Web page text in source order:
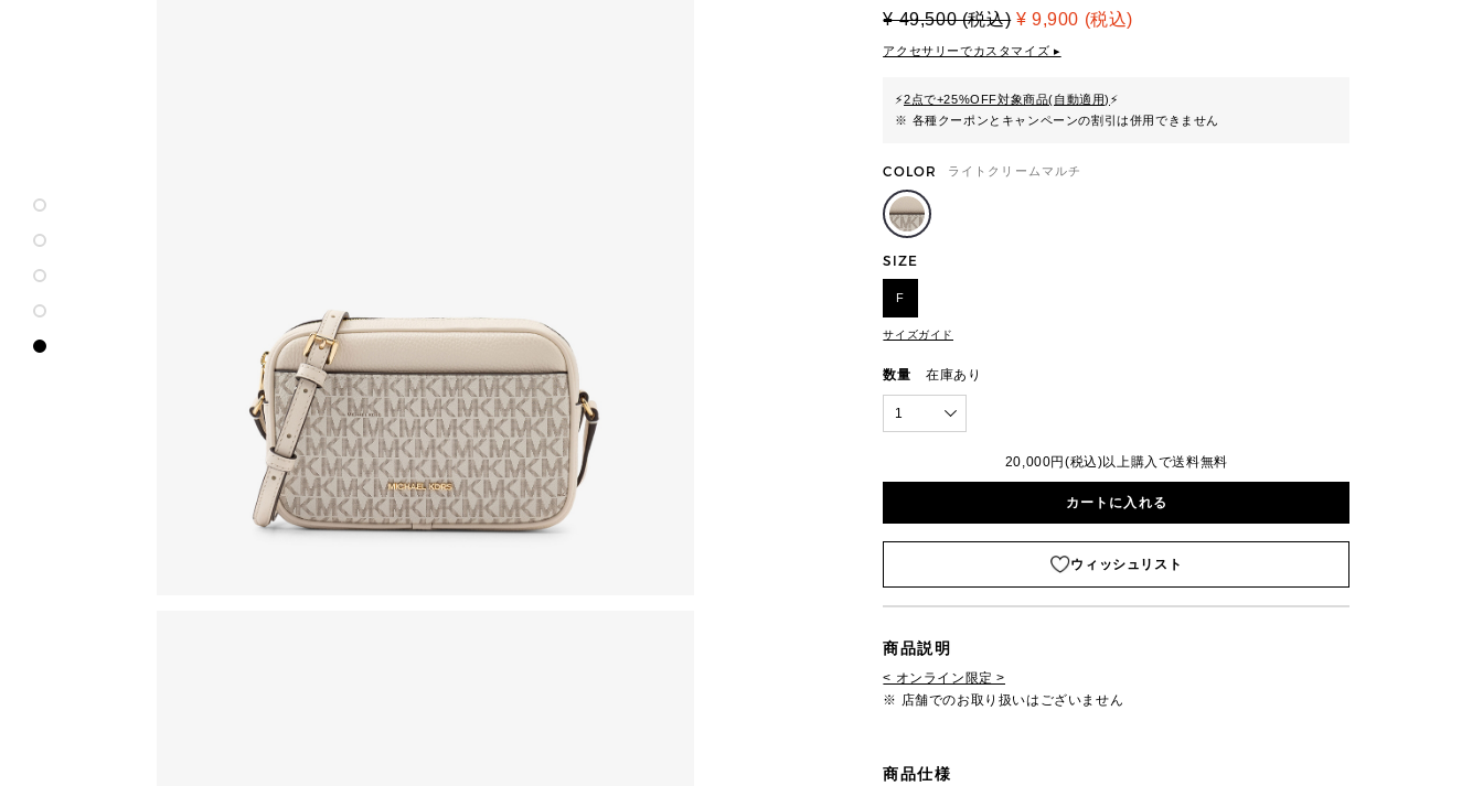
¥ 49,500 (税込) ¥ 9,900 (税込)
アクセサリーでカスタマイズ ▸
⚡2点で+25%OFF対象商品(自動適用) ⚡
※ 各種クーポンとキャンペーンの割引は併用できません
COLOR ライトクリームマルチ
SIZE
F
サイズガイド
数量 在庫あり
1
20,000円(税込)以上購入で送料無料
カートに入れる
ウィッシュリスト
商品説明
< オンライン限定 >
※ 店舗でのお取り扱いはございません
商品仕様